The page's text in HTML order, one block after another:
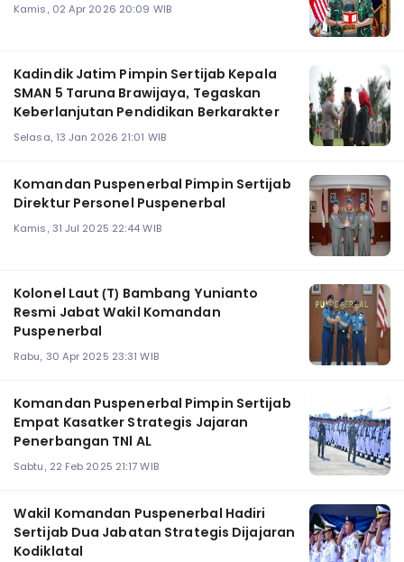
Kamis, 02 Apr 2026 20:09 WIB
Kadindik Jatim Pimpin Sertijab Kepala
SMAN 5 Taruna Brawijaya, Tegaskan
Keberlanjutan Pendidikan Berkarakter
Selasa, 13 Jan 2026 21:01 WIB
Komandan Puspenerbal Pimpin Sertijab
Direktur Personel Puspenerbal
Kamis, 31 Jul 2025 22:44 WIB
Kolonel Laut (T) Bambang Yunianto
Resmi Jabat Wakil Komandan
Puspenerbal
Rabu, 30 Apr 2025 23:31 WIB
Komandan Puspenerbal Pimpin Sertijab
Empat Kasatker Strategis Jajaran
Penerbangan TNl AL
Sabtu, 22 Feb 2025 21:17 WIB
Wakil Komandan Puspenerbal Hadiri
Sertijab Dua Jabatan Strategis Dijajaran
Kodiklatal